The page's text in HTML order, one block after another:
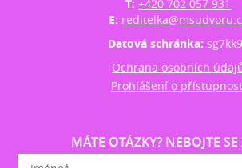
T:+420 702 057 931
E:
Datová schránka:
Ochrana osobních
Prohlášení o
MÁTE OTÁZKY? NEBOJTE SE